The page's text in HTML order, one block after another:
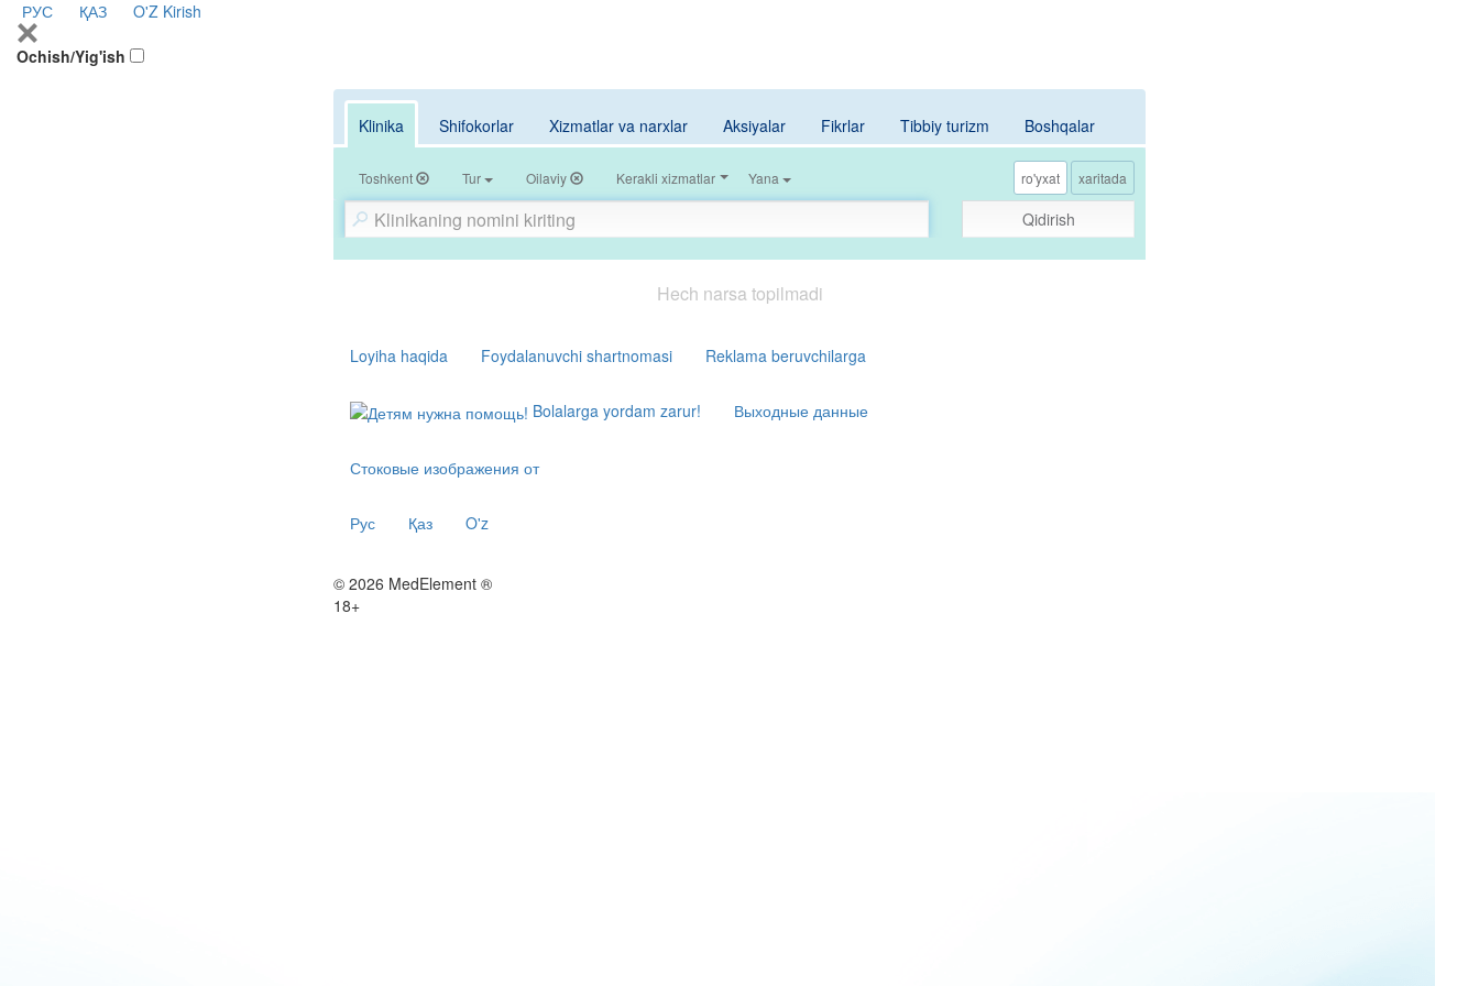
РУС ҚАЗ O'Z Kirish
Ochish/Yig'ish
Klinika Shifokorlar Xizmatlar va narxlar Aksiyalar Fikrlar Tibbiy turizm Boshqalar
Toshkent Tur Oilaviy Kerakli xizmatlar Yana ro'yxat xaritada
Qidirish
Hech narsa topilmadi
Loyiha haqida Foydalanuvchi shartnomasi Reklama beruvchilarga
Bolalarga yordam zarur! Выходные данные
Стоковые изображения от
Рус Қаз O'z
© 2026 MedElement ®
18+